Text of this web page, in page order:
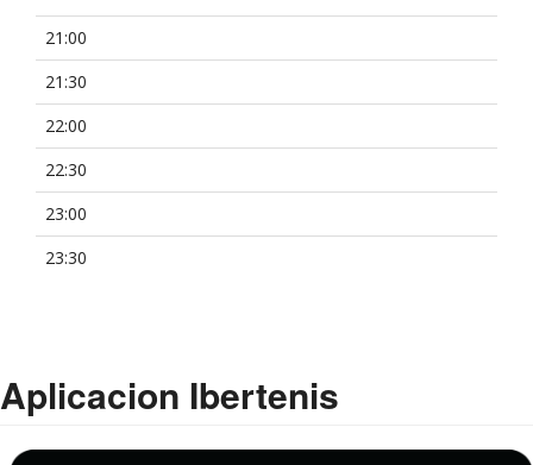
21:00
21:30
22:00
22:30
23:00
23:30
Aplicacion Ibertenis